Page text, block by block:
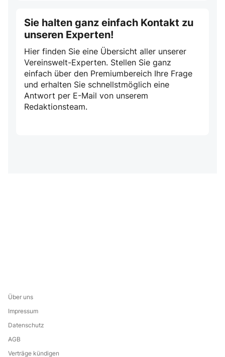
Sie halten ganz einfach Kontakt zu
unseren Experten!
Hier finden Sie eine Übersicht aller unserer
Vereinswelt-Experten. Stellen Sie ganz
einfach über den Premiumbereich Ihre Frage
und erhalten Sie schnellstmöglich eine
Antwort per E-Mail von unserem
Redaktionsteam.
Über uns
Impressum
Datenschutz
AGB
Verträge kündigen